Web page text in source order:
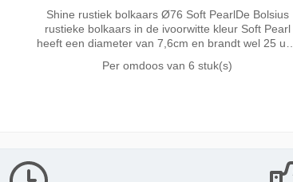
Shine rustiek bolkaars Ø76 Soft PearlDe Bolsius
rustieke bolkaars in de ivoorwitte kleur Soft Pearl
heeft een diameter van 7,6cm en brandt wel 25 uur.
geïnspireerd door de zachte tint van parel
Per omdoos van6 stuk(s)